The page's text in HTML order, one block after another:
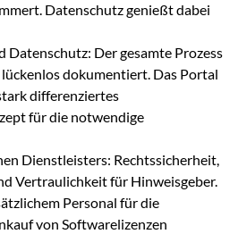
Datenschutz genießt dabei
Datenschutz: Der gesamte Prozess
dokumentiert. Das Portal
differenziertes
für die notwendige
Dienstleisters: Rechtssicherheit,
Vertraulichkeit für Hinweisgeber.
Personal für die
von Softwarelizenzen